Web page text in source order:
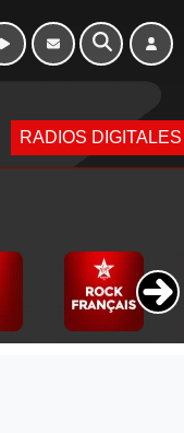
RADIOS DIGITALES
16h - 20h